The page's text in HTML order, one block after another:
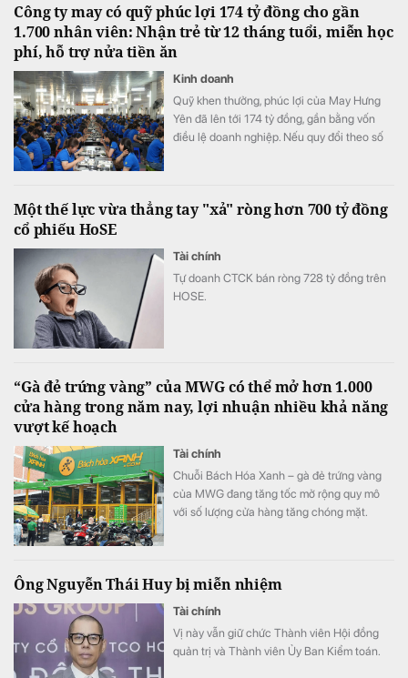
Công ty may có quỹ phúc lợi 174 tỷ đồng cho gần
1.700 nhân viên: Nhận trẻ từ 12 tháng tuổi, miễn học
phí, hỗ trợ nửa tiền ăn
Kinh doanh
Quỹ khen thưởng, phúc lợi của May Hưng
Yên đã lên tới 174 tỷ đồng, gần bằng vốn
điều lệ doanh nghiệp. Nếu quy đổi theo số
Một thế lực vừa thẳng tay "xả" ròng hơn 700 tỷ đồng
cổ phiếu HoSE
Tài chính
Tự doanh CTCK bán ròng 728 tỷ đồng trên
HOSE.
“Gà đẻ trứng vàng” của MWG có thể mở hơn 1.000
cửa hàng trong năm nay, lợi nhuận nhiều khả năng
vượt kế hoạch
Tài chính
Chuỗi Bách Hóa Xanh – gà đẻ trứng vàng
của MWG đang tăng tốc mở rộng quy mô
với số lượng cửa hàng tăng chóng mặt.
Ông Nguyễn Thái Huy bị miễn nhiệm
Tài chính
Vị này vẫn giữ chức Thành viên Hội đồng
quản trị và Thành viên Ủy Ban Kiểm toán.